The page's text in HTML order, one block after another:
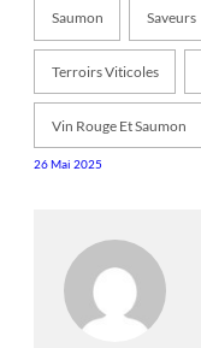
Saumon Saveurs
Terroirs Viticoles
Vin Rouge Et Saumon
26 Mai 2025